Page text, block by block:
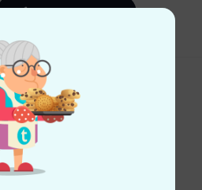
Hilfe & Feedback
Newsletter
und gewinne mit